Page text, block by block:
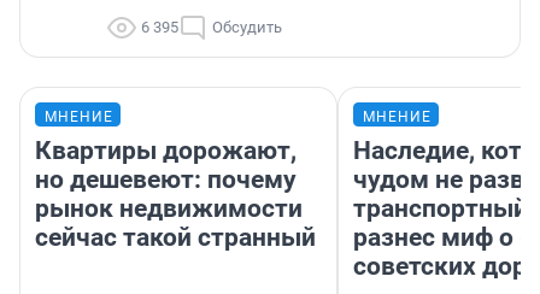
6 395 Обсудить
МНЕНИЕ
Квартиры дорожают,
но дешевеют: почему
рынок недвижимости
сейчас такой странный
МНЕНИЕ
Наследие,
чудом не
транспортный
разнес миф о
советских